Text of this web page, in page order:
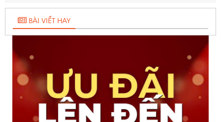
BÀI VIẾT HAY